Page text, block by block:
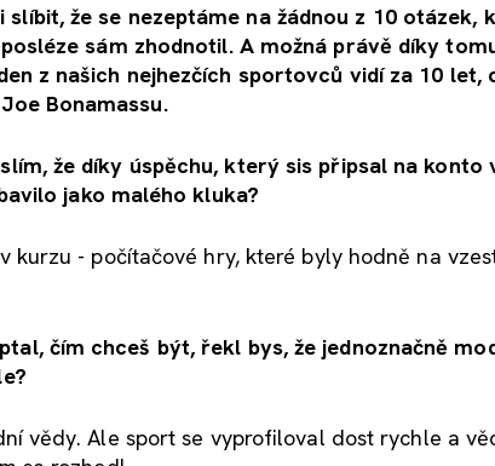
že se nezeptáme na žádnou z 10 otázek,
sám zhodnotil. A možná právě díky
z našich nejhezčích sportovců vidí za 10 let,
Bonamassu.
že díky úspěchu, který sis připsal na konto
jako malého kluka?
kurzu - počítačové hry, které byly hodně na
čím chceš být, řekl bys, že jednoznačně
vědy. Ale sport se vyprofiloval dost rychle a